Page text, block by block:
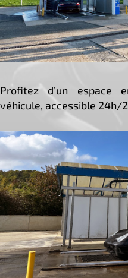
Profitez d’un espace
véhicule, accessible 24h/